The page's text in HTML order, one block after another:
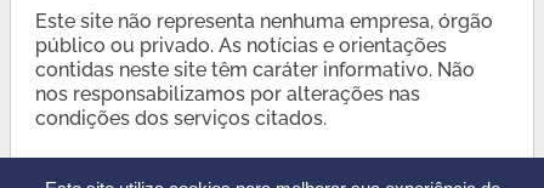
Este site não representa nenhuma empresa, órgão
público ou privado. As notícias e orientações
contidas neste site têm caráter informativo. Não
nos responsabilizamos por alterações nas
condições dos serviços citados.